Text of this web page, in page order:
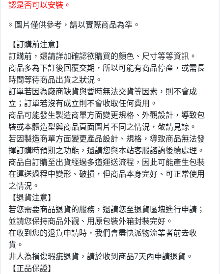
認是否可以安裝。
※ 圖片僅供參考，請以實際商品為準。
【訂購前注意】
訂購前，還請詳加確認欲購買的顏色、尺寸等等資訊。
商品多為下訂後回覆交期，所以可能有商品停產，或需長
時間等待商品出貨之狀況。
訂單若因為廠商缺貨與暫時無法交貨等因素，則不會成
立；訂單若沒有成立則不會收取任何費用。
商品可能發生製造商單方面變更規格、外觀設計，導致包
裝或本體造型與商品頁面圖片不同之情況，敬請見諒。
若因製造商單方面變更產品設計、規格，導致商品無法發
揮訂購時預期之功能，還請您與本站客服諮詢後續處理。
商品自訂購至出貨經過多道運送流程，因此可能產生包裝
在運送過程中變形、破損，但商品本身完好、可正常使用
之情況。
【退貨注意】
若您需要商品退貨的服務，還請您至退貨區塊進行申請；
並請您保持商品外觀、用原包裝外箱封裝完好。
在收到您的退貨申請時，我們會盡快派物流業者前去收
貨。
非人為損傷瑕疵退貨，請於收到商品7天內申請退貨。
【正品保證】